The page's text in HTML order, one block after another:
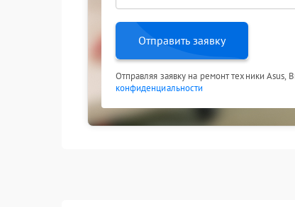
Отправить заявку
Отправляя заявку на ремонт техники Asus,
конфиденциальности